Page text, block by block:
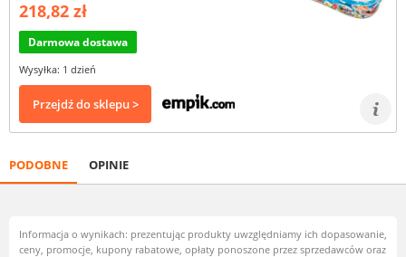
218,82 zł
Darmowa dostawa
Wysyłka: 1 dzień
Przejdź do sklepu >
PODOBNE OPINIE
Informacja o wynikach: prezentując produkty uwzględniamy ich dopasowanie,
ceny, promocje, kupony rabatowe, opłaty ponoszone przez sprzedawców oraz